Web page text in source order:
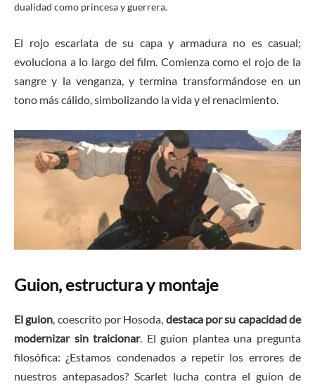
dualidad como princesa y guerrera.
El rojo escarlata de su capa y armadura no es casual;
evoluciona a lo largo del film. Comienza como el rojo de la
sangre y la venganza, y termina transformándose en un
tono más cálido, simbolizando la vida y el renacimiento.
Guion, estructura y montaje
El guion, coescrito por Hosoda, destaca por su capacidad de
modernizar sin traicionar. El guion plantea una pregunta
filosófica: ¿Estamos condenados a repetir los errores de
nuestros antepasados? Scarlet lucha contra el guion de